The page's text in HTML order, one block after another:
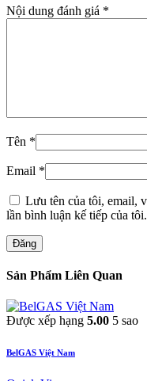
Nội dung đánh giá *
Tên *
Email *
Lưu tên của tôi, email,
lần bình luận kế tiếp của tôi.
Đăng
Sản Phẩm Liên Quan
Được xếp hạng 5.00 5 sao
BelGAS Việt Nam